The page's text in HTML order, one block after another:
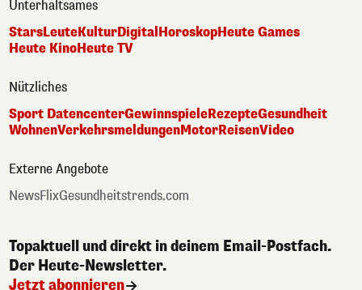
Unterhaltsames
StarsLeuteKulturDigital HoroskopHeute Games
Heute KinoHeute TV
Nützliches
Sport DatencenterGewinnspieleRezepteGesundheit
WohnenVerkehrsmeldungenMotorReisenVideo
Externe Angebote
NewsFlixGesundheitstrends.com
Topaktuell und direkt in deinem Email-Postfach.
Der Heute-Newsletter.
Jetzt abonnieren